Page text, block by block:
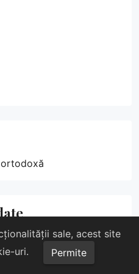
sale, acest site
uri.
Permite